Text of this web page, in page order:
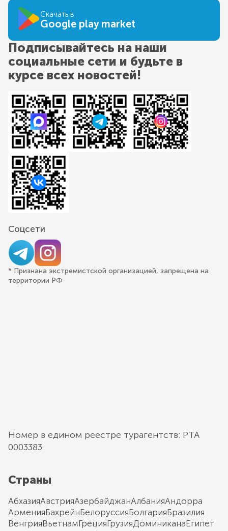
Скачать в
Google play market
Подписывайтесь на наши
социальные сети и будьте в
курсе всех новостей!
Соцсети
* Признана экстремистской организацией, запрещена на
территории РФ
Номер в едином реестре турагентств: РТА
0003383
Страны
АбхазияАвстрияАзербайджанАлбанияАндорра
АрменияБахрейнБелоруссияБолгарияБразилия
ВенгрияВьетнамГрецияГрузияДоминиканаЕгипет